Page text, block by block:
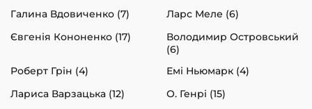
Галина Вдовиченко (7)
Ларс Меле (6)
Євгенія Кононенко (17)
Володимир Островський
(6)
Роберт Грін (4)
Емі Ньюмарк (4)
Лариса Варзацька (12)
О. Генрі (15)